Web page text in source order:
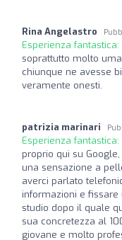
Rina Angelastro
Esperienza fantastica:
soprattutto molto
chiunque ne avesse
veramente onesti.
patrizia marinari
Esperienza fantastica:
proprio qui su
una sensazione a
averci parlato
informazioni e
studio dopo il quale
sua concretezza al
giovane e molto